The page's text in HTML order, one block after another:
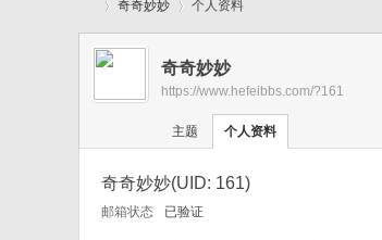
›
奇奇妙妙
›
个人资料
奇奇妙妙
https://www.hefeibbs.com/?161
主题 个人资料
奇奇妙妙(UID: 161)
邮箱状态 已验证